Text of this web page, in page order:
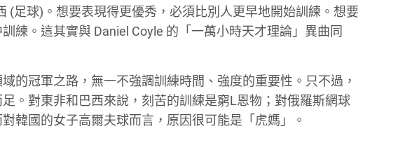
(足球)。想要表現得更優秀，必須比別人更早地開始訓練。想要
練。這其實與 Daniel Coyle 的「一萬小時天才理論」異曲同
的冠軍之路，無一不強調訓練時間、強度的重要性。只不過，
。對東非和巴西來說，刻苦的訓練是窮L恩物；對俄羅斯網球
韓國的女子高爾夫球而言，原因很可能是「虎媽」。